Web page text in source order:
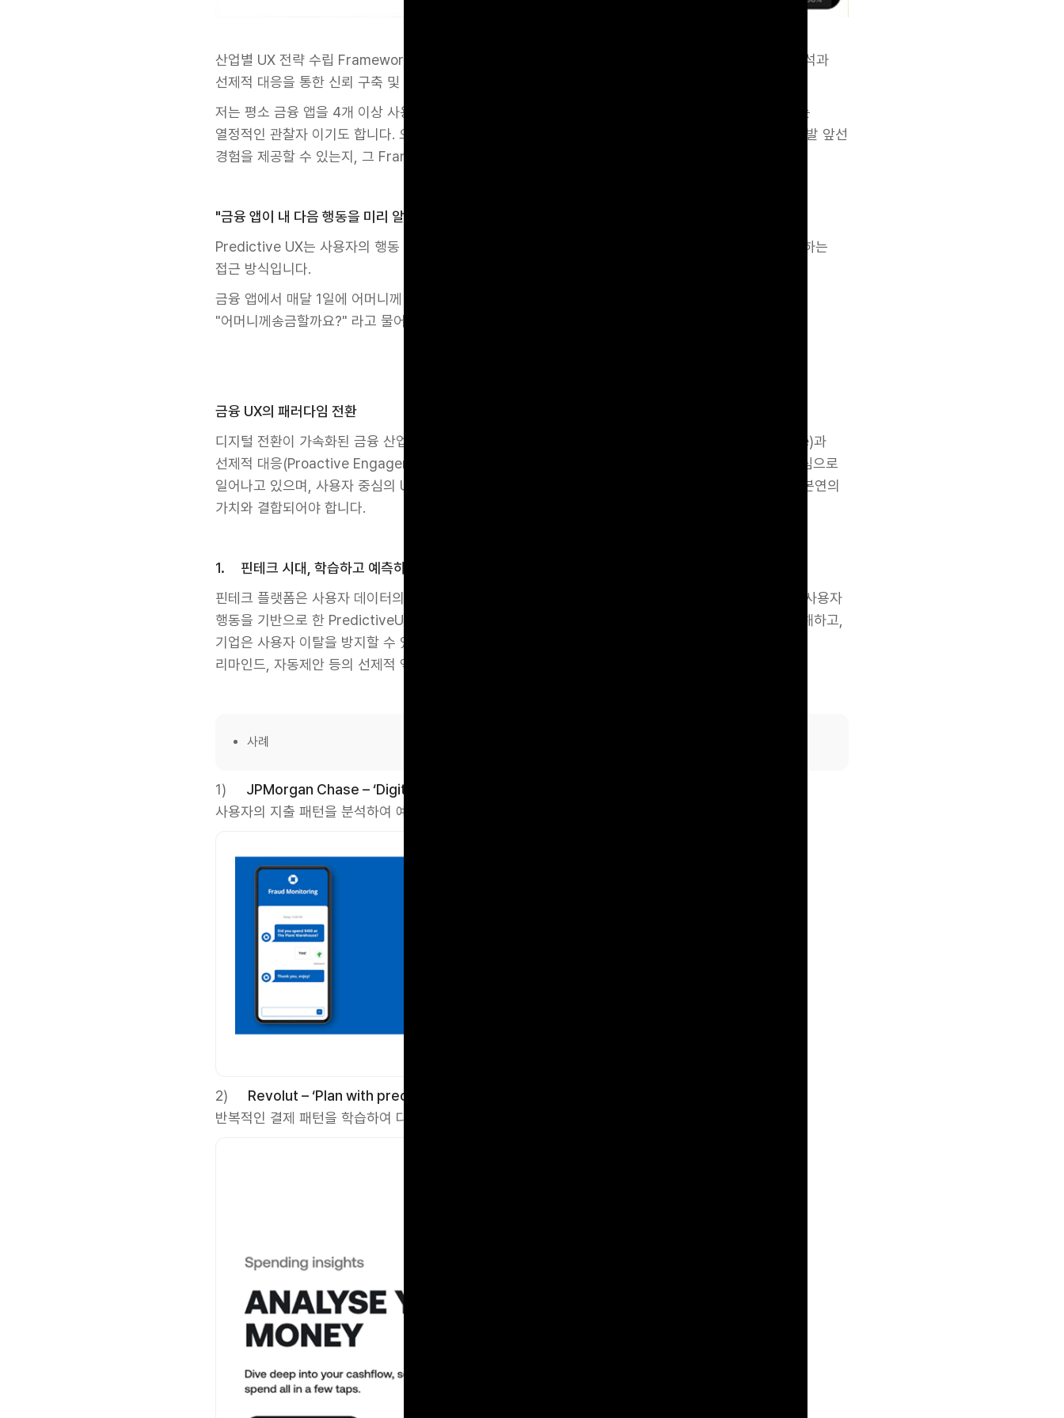
산업별 UX 전략 수립 Framework 중 첫번째, ‘금융 산업의 Predictive UX Framework: 사용자패턴 분석과
선제적 대응을 통한 신뢰 구축 및 효율성 증대’ 이야기입니다.
저는 평소 금융 앱을 4개 이상 사용하는 "멀티 뱅커"인 동시에, 금융 분야에서 UX의 진화 과정을 연구하는
열정적인 관찰자 이기도 합니다. 오늘은 금융 서비스가 어떻게 사용자 패턴을 분석하고 이를 바탕으로 한 발 앞선
경험을 제공할 수 있는지, 그 Framework에 대해 나눠 보려고 합니다.
"금융 앱이 내 다음 행동을 미리 알고 준비해준다면 어떨까요?"
Predictive UX는 사용자의 행동 패턴을 분석하고 이를 바탕으로 다음 행동을 예측하여 선제적으로 대응하는
접근 방식입니다.
금융 앱에서 매달 1일에 어머니께 10만원을보내는 패턴이 있다면, 해당 날짜가 다가올 때 앱이 미리
"어머니께송금할까요?" 라고 물어보는 경험을 상상해 보세요. 이것이바로 예측적 UX의 한 예입니다.
금융 UX의 패러다임 전환
디지털 전환이 가속화된 금융 산업에서는 사용자 경험(UX)이 단순한 인터페이스를넘어, 예측(Predictive)과
선제적 대응(Proactive Engagement)을 기반으로 진화하고 있습니다. 이러한변화는 특히 핀테크를 중심으로
일어나고 있으며, 사용자 중심의 UX 설계는더 이상 ‘편리함’에 그치지 않고 ‘신뢰’와 ‘효율성’이라는 금융 본연의
가치와 결합되어야 합니다.
1. 핀테크 시대, 학습하고 예측하고 대응하라
핀테크 플랫폼은 사용자 데이터의 흐름이 빠르고 다양하기 때문에, 정적인 UX보다 실시간으로 변화하는 사용자
행동을 기반으로 한 PredictiveUX가 더욱 중요합니다. 이를 통해 사용자는 자신의 금융 행위를 더 잘 이해하고,
기업은 사용자 이탈을 방지할 수 있습니다. 예를 들어 과거 거래 내역과 행동 패턴을 분석하여 사전 경고,
리마인드, 자동제안 등의 선제적 액션을 제공할 수 있습니다.
사례
1) JPMorgan Chase – ‘Digital Assistant’
사용자의 지출 패턴을 분석하여 예산 초과 가능성 미리 알림 및 이상 징후 탐지
2) Revolut – ‘Plan with precision’
반복적인 결제 패턴을 학습하여 다음 달 예상 지출 자동 계산